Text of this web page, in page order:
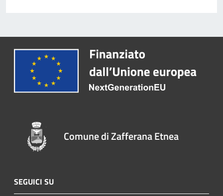
Comune di Zafferana Etnea
SEGUICI SU